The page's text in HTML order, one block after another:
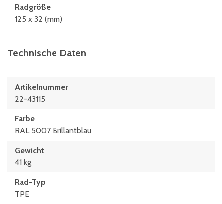
Radgröße
125 x 32 (mm)
Technische Daten
Artikelnummer
22-43115
Farbe
RAL 5007 Brillantblau
Gewicht
41 kg
Rad-Typ
TPE